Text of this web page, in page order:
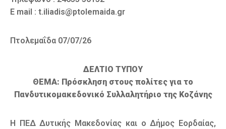
E mail : t.iliadis@ptolemaida.gr
Πτολεμαΐδα 07/07/26
ΔΕΛΤΙΟ ΤΥΠΟΥ
ΘΕΜΑ: Πρόσκληση στους πολίτες για το
Πανδυτικομακεδονικό Συλλαλητήριο της Κοζάνης
Η ΠΕΔ Δυτικής Μακεδονίας και ο Δήμος Εορδαίας,